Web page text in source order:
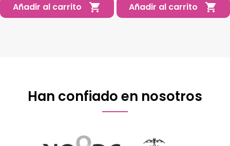
Añadir al carrito

Añadir al carrito

Han confiado en nosotros